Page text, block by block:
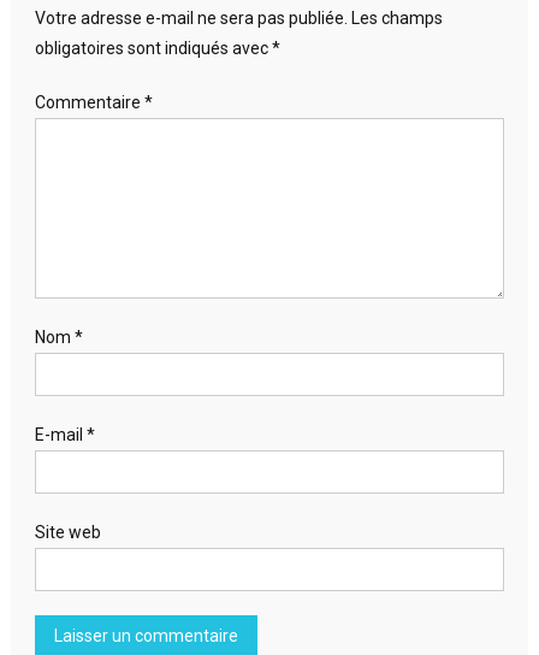
Votre adresse e-mail ne sera pas publiée. Les champs
obligatoires sont indiqués avec*
Commentaire *
Nom *
E-mail *
Site web